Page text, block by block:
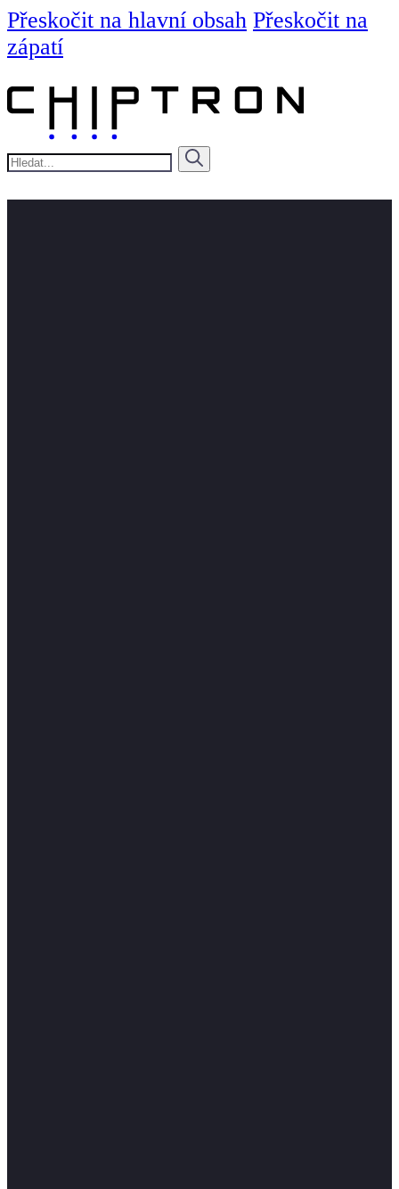
Přeskočit na hlavní obsah Přeskočit na
zápatí
Hledat